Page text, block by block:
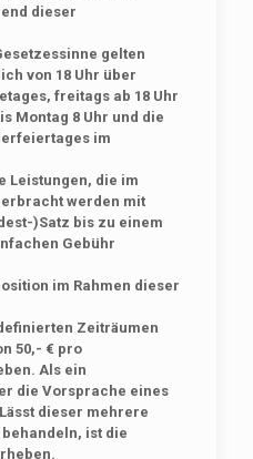
dieser
gelten
von 18 Uhr über
freitags ab 18 Uhr
Montag 8 Uhr und die
im
Leistungen, die im
werden mit
)Satz bis zu einem
Gebühr
im Rahmen dieser
Zeiträumen
50,- € pro
Als ein
die Vorsprache eines
dieser mehrere
ist die